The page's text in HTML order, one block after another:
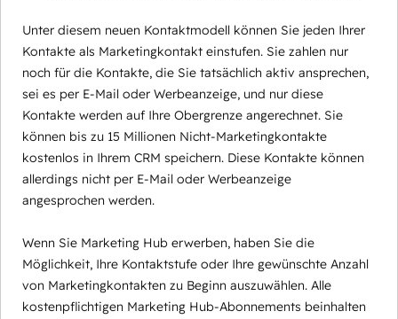
Unter diesem neuen Kontaktmodell können Sie jeden Ihrer
Kontakte als Marketingkontakt einstufen. Sie zahlen nur
noch für die Kontakte, die Sie tatsächlich aktiv ansprechen,
sei es per E-Mail oder Werbeanzeige, und nur diese
Kontakte werden auf Ihre Obergrenze angerechnet. Sie
können bis zu 15 Millionen Nicht-Marketingkontakte
kostenlos in Ihrem CRM speichern. Diese Kontakte können
allerdings nicht per E-Mail oder Werbeanzeige
angesprochen werden.
Wenn Sie Marketing Hub erwerben, haben Sie die
Möglichkeit, Ihre Kontaktstufe oder Ihre gewünschte Anzahl
von Marketingkontakten zu Beginn auszuwählen. Alle
kostenpflichtigen Marketing Hub-Abonnements beinhalten